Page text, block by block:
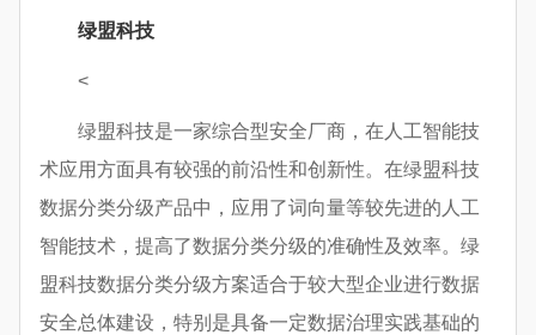
绿盟科技
<
绿盟科技是一家综合型安全厂商，在人工智能技
术应用方面具有较强的前沿性和创新性。在绿盟科技
数据分类分级产品中，应用了词向量等较先进的人工
智能技术，提高了数据分类分级的准确性及效率。绿
盟科技数据分类分级方案适合于较大型企业进行数据
安全总体建设，特别是具备一定数据治理实践基础的